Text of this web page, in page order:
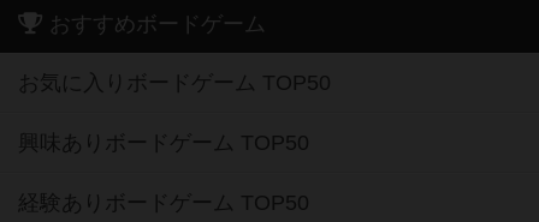
おすすめボードゲーム
お気に入りボードゲーム TOP50
興味ありボードゲーム TOP50
経験ありボードゲーム TOP50